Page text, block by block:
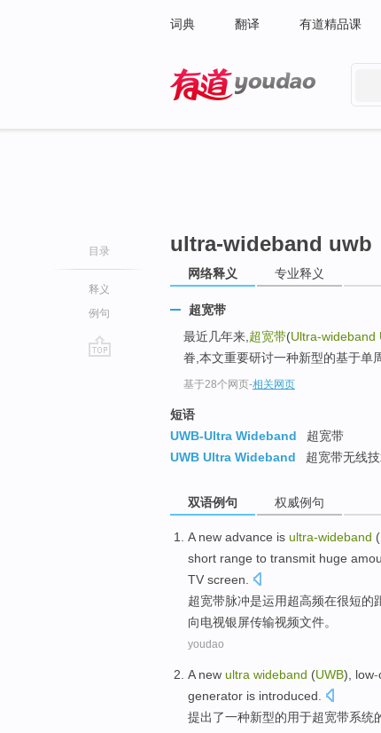
词典 翻译 有道精品课
目录
释义
例句
ultra-wideband uwb
网络释义 专业释义
超宽带
最近几年来, 超宽带(Ultra-wideband
眷,本文重要研讨一种新型的基于单
基于28个网页-相关网页
短语
UWB-Ultra Wideband
超宽带
UWB Ultra Wideband
超宽带无线
双语例句 权威例句
A new advance is ultra-wideband (
short range to transmit huge
TV screen.
超宽带脉冲是运用超高频在很短的
向电视银屏传输视频文件。
youdao
A new ultra wideband (UWB), low-
generator is introduced
提出了一种新型的用于超宽带系统